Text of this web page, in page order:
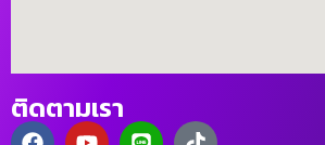
ติดตามเรา